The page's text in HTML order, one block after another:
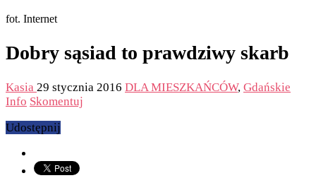
fot. Internet
Dobry sąsiad to prawdziwy skarb
Kasia 29 stycznia 2016 DLA MIESZKAŃCÓW, Gdańskie
Info Skomentuj
Udostępnij